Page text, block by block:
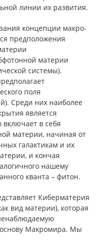
линии их развития.
концепции макро-
предположения
материи
системы).
поля
Среди них наиболее
является
в себя
материи, начиная от
галактикам и их
и кончая
нашему
кванта – фитон.
Киберматерия
вид материи), которая
Макромира. Мы